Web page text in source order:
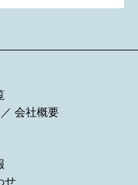
／ 会社概要
せ